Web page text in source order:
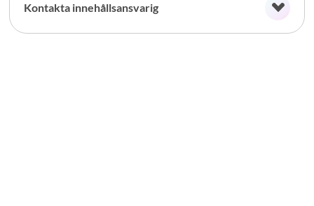
Kontakta innehållsansvarig